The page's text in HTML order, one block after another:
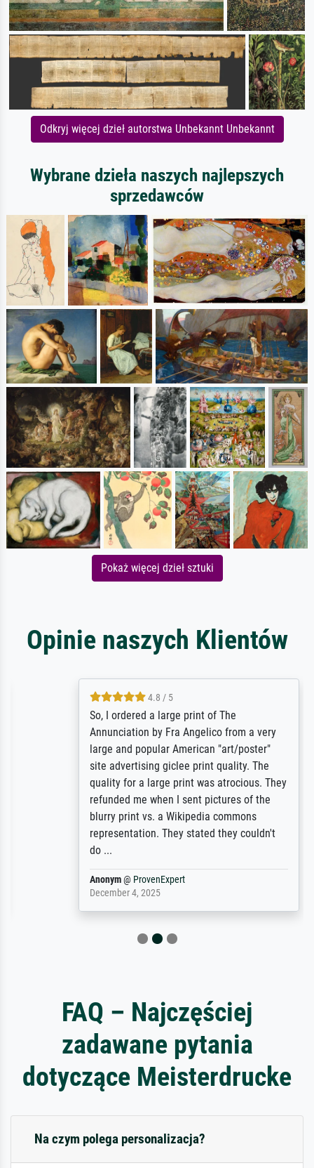
Odkryj więcej dzieł autorstwa Unbekannt Unbekannt
Wybrane dzieła naszych najlepszych
sprzedawców
Pokaż więcej dzieł sztuki
Opinie naszych Klientów
4.8 / 5
So, I ordered a large print of The
Annunciation by Fra Angelico from a very
large and popular American "art/poster"
site advertising giclee print quality. The
quality for a large print was atrocious. They
refunded me when I sent pictures of the
blurry print vs. a Wikipedia commons
representation. They stated they couldn't
@ProvenExpert
December 4, 2025
FAQ – Najczęściej
zadawane pytania
dotyczące Meisterdrucke
Na czym polega personalizacja?